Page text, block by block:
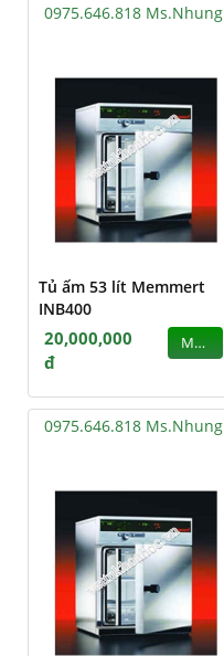
0975.646.818 Ms.Nhung
Tủ ấm 53 lít Memmert
INB400
20,000,000
đ
MUA
0975.646.818 Ms.Nhung